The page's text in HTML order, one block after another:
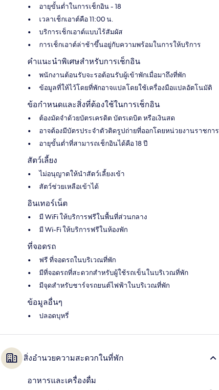
อายุขั้นต่ำในการเช็กอิน - 18
เวลาเช็กเอาต์คือ 11:00 น.
บริการเช็กเอาต์แบบไร้สัมผัส
การเช็กเอาต์ล่าช้าขึ้นอยู่กับความพร้อมในการให้บริการ
คำแนะนำพิเศษสำหรับการเช็กอิน
พนักงานต้อนรับจะรอต้อนรับผู้เข้าพักเมื่อมาถึงที่พัก
ข้อมูลที่ให้ไว้โดยที่พักอาจแปลโดยใช้เครื่องมือแปลอัตโนมัติ
ข้อกำหนดและสิ่งที่ต้องใช้ในการเช็กอิน
ต้องมัดจำด้วยบัตรเครดิต บัตรเดบิต หรือเงินสด
อาจต้องมีบัตรประจำตัวติดรูปถ่ายที่ออกโดยหน่วยงานราชการ
อายุขั้นต่ำที่สามารถเช็กอินได้คือ 18 ปี
สัตว์เลี้ยง
ไม่อนุญาตให้นำสัตว์เลี้ยงเข้า
สัตว์ช่วยเหลือเข้าได้
อินเทอร์เน็ต
มี WiFi ให้บริการฟรีในพื้นที่ส่วนกลาง
มี Wi-Fi ให้บริการฟรีในห้องพัก
ที่จอดรถ
ฟรี ที่จอดรถในบริเวณที่พัก
มีที่จอดรถที่สะดวกสำหรับผู้ใช้รถเข็นในบริเวณที่พัก
มีจุดสำหรับชาร์จรถยนต์ไฟฟ้าในบริเวณที่พัก
ข้อมูลอื่นๆ
ปลอดบุหรี่
สิ่งอำนวยความสะดวกในที่พัก
อาหารและเครื่องดื่ม